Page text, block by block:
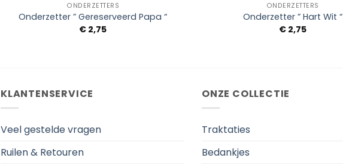
ONDERZETTERS
Onderzetter ” Gereserveerd Papa “
€ 2,75
ONDERZETTERS
Onderzetter ” Hart Wit “
€2,75
KLANTENSERVICE
Veel gestelde vragen
Ruilen & Retouren
ONZE COLLECTIE
Traktaties
Bedankjes